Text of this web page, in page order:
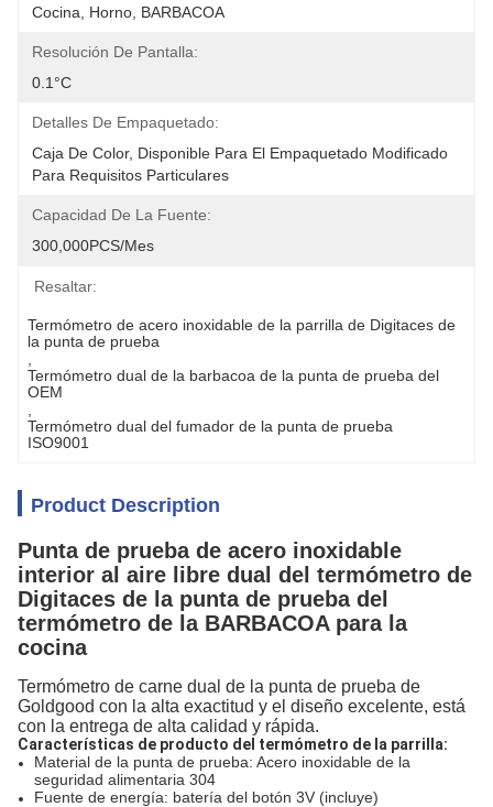
Cocina, Horno, BARBACOA
Resolución De Pantalla:
0.1°C
Detalles De Empaquetado:
Caja De Color, Disponible Para El Empaquetado Modificado
Para Requisitos Particulares
Capacidad De La Fuente:
300,000PCS/mes
Resaltar:
Termómetro de acero inoxidable de la parrilla de Digitaces de
la punta de prueba
Termómetro dual de la barbacoa de la punta de prueba del
OEM
Termómetro dual del fumador de la punta de prueba
ISO9001
Product Description
Punta de prueba de acero inoxidable
interior al aire libre dual del termómetro de
Digitaces de la punta de prueba del
termómetro de la BARBACOA para la
cocina
Termómetro de carne dual de la punta de prueba de
Goldgood con la alta exactitud y el diseño excelente, está
con la entrega de alta calidad y rápida.
Características de producto del termómetro de la parrilla:
Material de la punta de prueba: Acero inoxidable de la
seguridad alimentaria 304
Fuente de energía: batería del botón 3V (incluye)